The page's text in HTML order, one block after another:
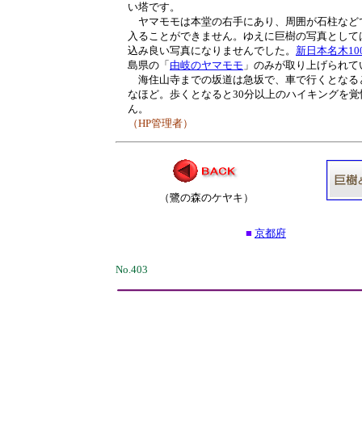
い塔です。
ヤマモモは本堂の右手にあり、周囲が石柱など
入ることができません。ゆえに巨樹の写真とし
込み良い写真になりませんでした。 新日本名木
島県の「 由岐のヤマモモ 」のみが取り上げられ
海住山寺までの坂道は急坂で、車で行くとなる
なほど。歩くとなると30分以上のハイキングを
ん。
（HP管理者）
（鷺の森のケヤキ）
■ 京都府
No.403